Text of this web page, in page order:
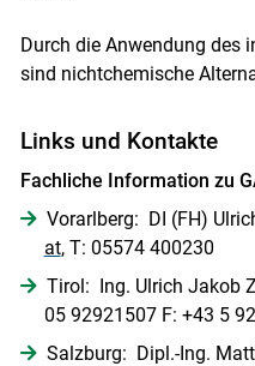
Durch die Anwendung des
sind nichtchemische
Links und Kontakte
Fachliche Information zu
Vorarlberg: DI (FH)
at, T: 05574 400230
Tirol: Ing. Ulrich Jakob
05 92921507 F: +43 5
Salzburg: Dipl.-Ing.